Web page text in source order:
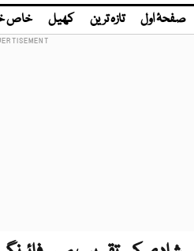
صفحۂ اول تازہ ترین کھیل خاص